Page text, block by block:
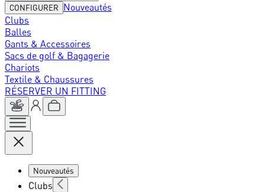
CONFIGURER
Nouveautés
Clubs
Balles
Gants & Accessoires
Sacs de golf & Bagagerie
Chariots
Textile & Chaussures
RÉSERVER UN FITTING
Nouveautés
Clubs